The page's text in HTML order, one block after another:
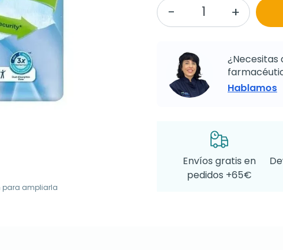
para ampliarla
¿Necesitas
Hablamos
Envíos gratis en
pedidos +65€